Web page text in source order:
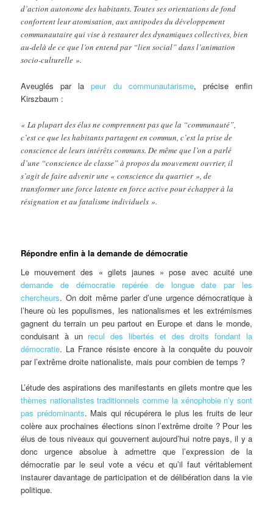
d’action autonome des habitants. Toutes ses orientations de fond
confortent leur atomisation, aux antipodes du développement
communautaire qui vise à restaurer des dynamiques collectives, bien
au-delà de ce que l’on entend par “lien social” dans l’animation
socio-culturelle ».
Aveuglés par lapeur du communautarisme, précise enfin
Kirszbaum :
« La plupart des élus ne comprennent pas que la “communauté”,
c’est ce que les habitants partagent en commun, c’est la prise de
conscience de leurs intérêts communs. De même que l’on a parlé
d’une “conscience de classe” à propos du mouvement ouvrier, il
s’agit de faire advenir une « conscience du quartier », de
transformer une force latente en force active pour échapper à la
résignation et au fatalisme individuels ».
Répondre enfin à la demande de démocratie
Le mouvement des « gilets jaunes » pose avec acuité une
demande de démocratie repérée de longue date par les
chercheurs. On doit même parler d’une urgence démocratique à
l’heure où les populismes, les nationalismes et les extrémismes
gagnent du terrain un peu partout en Europe et dans le monde,
conduisant à un recul des libertés et des droits fondant la
démocratie. La France résiste encore à la conquête du pouvoir
par l’extrême droite nationaliste, mais pour combien de temps ?
L’étude des aspirations des manifestants en gilets montre que les
thèmes nationalistes traditionnels comme la xénophobie n’y sont
pas prédominants. Mais qui récupérera le plus les fruits de leur
colère aux prochaines élections sinon l’extrême droite ? Pour les
élus de tous niveaux qui gouvernent aujourd’hui notre pays, il y a
donc urgence absolue à admettre que l’expression de la
démocratie par le seul vote a vécu et qu’il faut véritablement
instaurer davantage de participation et de délibération dans la vie
politique.